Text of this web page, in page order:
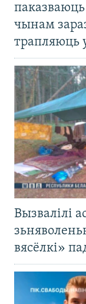
чынам
трапляюць
Вызвалілі
вясёлкі»